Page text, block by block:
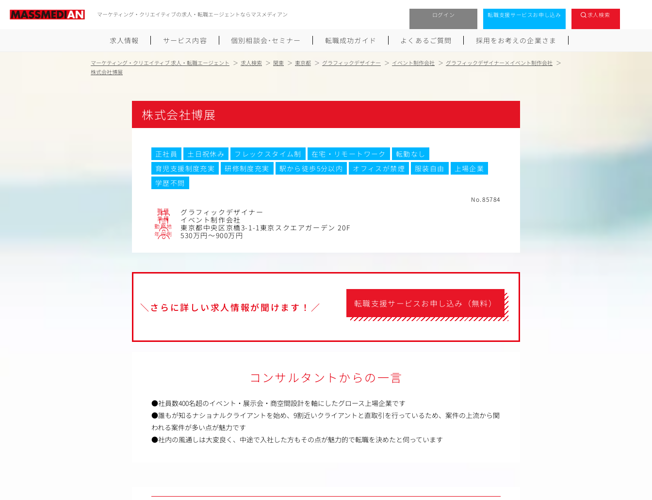
マーケティング・クリエイティブの求人・転職エージェントならマスメディアン ログイン 転職支援サービスお申し込み 求人検索
求人情報 サービス内容 個別相談会･セミナー 転職成功ガイド
職務経歴書のつくり方
ポートフォリオのつくり方
面接対策
エグゼクティブ転職
しゅふクリ･ママクリ転職
年収アップ転職
よくあるご質問 採用をお考えの企業さま
マーケティング・クリエイティブ 求人・転職エージェント 求人検索 関東 東京都 グラフィックデザイナー イベント制作会社
グラフィックデザイナー×イベント制作会社
株式会社博展
株式会社博展
正社員 土日祝休み フレックスタイム制 在宅・リモートワーク
転勤なし
育児支援制度充実
研修制度充実 駅から徒歩5分以内 オフィスが禁煙 服装自由
上場企業
学歴不問
No.85784
職種 グラフィックデザイナー
業種 イベント制作会社
勤務地 東京都中央区京橋3-1-1東京スクエアガーデン 20F
年収例 530万円～900万円
＼さらに詳しい求人情報が聞けます！／ 転職支援サービスお申し込み（無料）
コンサルタントからの一言
●社員数400名超のイベント・展示会・商空間設計を軸にしたグロース上場企業です
●誰もが知るナショナルクライアントを始め、9割近いクライアントと直取引を行っているため、案件の上流から関
われる案件が多い点が魅力です
●社内の風通しは大変良く、中途で入社した方もその点が魅力的で転職を決めたと伺っています